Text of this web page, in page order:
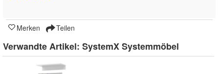
Merken Teilen
Verwandte Artikel: SystemX Systemmöbel